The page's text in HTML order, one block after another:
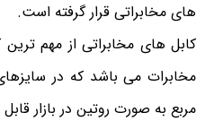
های مخابراتی قرار گرفته است.
کابل های مخابراتی از مهم
مربع به صورت روتین در بازار